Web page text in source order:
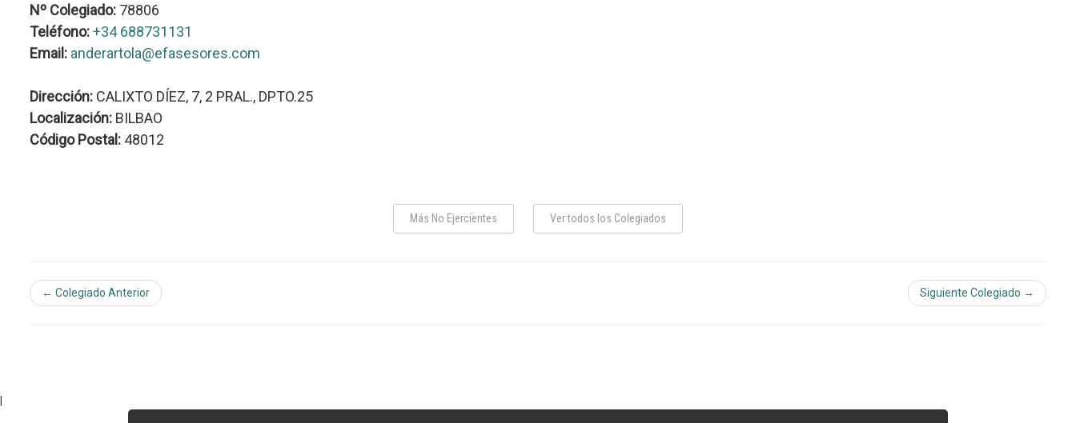
Nº Colegiado: 78806
Teléfono:+34 688731131
Email: anderartola@efasesores.com
Dirección: CALIXTO DÍEZ, 7, 2 PRAL., DPTO.25
Localización: BILBAO
Código Postal: 48012
Más No Ejercientes Ver todos los Colegiados
← Colegiado Anterior Siguiente Colegiado →
|